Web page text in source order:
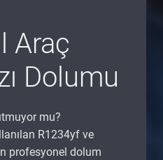
Araç
Dolumu
mu?
R1234yf ve
profesyonel dolum